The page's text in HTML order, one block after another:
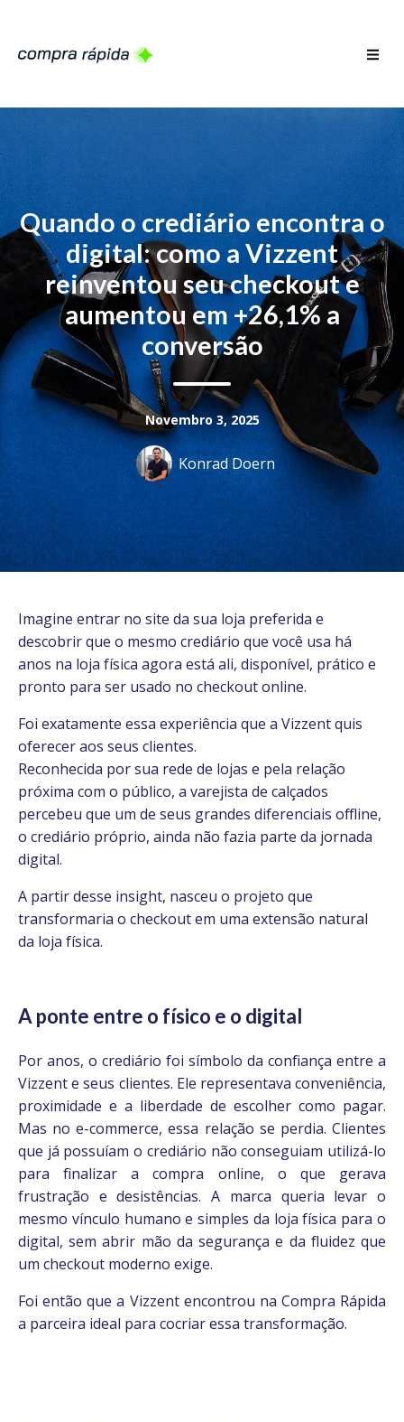
Quando o crediário encontra o
digital: como a Vizzent
reinventou seu checkout e
aumentou em +26,1% a
conversão
Novembro 3, 2025
Konrad Doern
Imagine entrar no site da sua loja preferida e
descobrir que o mesmo crediário que você usa há
anos na loja física agora está ali, disponível, prático e
pronto para ser usado no checkout online.
Foi exatamente essa experiência que a Vizzent quis
oferecer aos seus clientes.
Reconhecida por sua rede de lojas e pela relação
próxima com o público, a varejista de calçados
percebeu que um de seus grandes diferenciais offline,
o crediário próprio, ainda não fazia parte da jornada
digital.
A partir desse insight, nasceu o projeto que
transformaria o checkout em uma extensão natural
da loja física.
A ponte entre o físico e o digital
Por anos, o crediário foi símbolo da confiança entre a
Vizzent e seus clientes. Ele representava conveniência,
proximidade e a liberdade de escolher como pagar.
Mas no e-commerce, essa relação se perdia. Clientes
que já possuíam o crediário não conseguiam utilizá-lo
para finalizar a compra online, o que gerava
frustração e desistências. A marca queria levar o
mesmo vínculo humano e simples da loja física para o
digital, sem abrir mão da segurança e da fluidez que
um checkout moderno exige.
Foi então que a Vizzent encontrou na Compra Rápida
a parceira ideal para cocriar essa transformação.